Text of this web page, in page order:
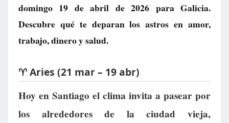
domingo 19 de abril de 2026 para Galicia.
Descubre qué te deparan los astros en amor,
trabajo, dinero y salud.
♈ Aries (21 mar – 19 abr)
Hoy en Santiago el clima invita a pasear por
los alrededores de la ciudad vieja,